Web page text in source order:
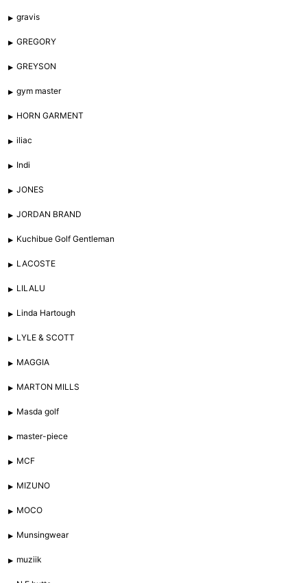
gravis
GREGORY
GREYSON
gym master
HORN GARMENT
iliac
Indi
JONES
JORDAN BRAND
Kuchibue Golf Gentleman
LACOSTE
LILALU
Linda Hartough
LYLE & SCOTT
MAGGIA
MARTON MILLS
Masda golf
master-piece
MCF
MIZUNO
MOCO
Munsingwear
muziik